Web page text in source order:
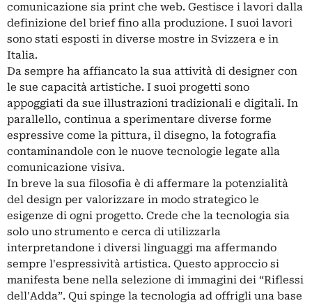
comunicazione sia print che web. Gestisce i lavori dalla
definizione del brief fino alla produzione. I suoi lavori
sono stati esposti in diverse mostre in Svizzera e in
Italia.
Da sempre ha affiancato la sua attività di designer con
le sue capacità artistiche. I suoi progetti sono
appoggiati da sue illustrazioni tradizionali e digitali. In
parallello, continua a sperimentare diverse forme
espressive come la pittura, il disegno, la fotografia
contaminandole con le nuove tecnologie legate alla
comunicazione visiva.
In breve la sua filosofia è di affermare la potenzialità
del design per valorizzare in modo strategico le
esigenze di ogni progetto. Crede che la tecnologia sia
solo uno strumento e cerca di utilizzarla
interpretandone i diversi linguaggi ma affermando
sempre l'espressività artistica. Questo approccio si
manifesta bene nella selezione di immagini dei “Riflessi
dell'Adda”. Qui spinge la tecnologia ad offrigli una base